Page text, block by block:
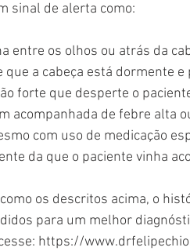
sinal de alerta como:
entre os olhos ou atrás da
que a cabeça está dormente e
forte que desperte o
acompanhada de febre alta
com uso de medicação
da que o paciente vinha
os descritos acima, o
para um melhor
https://